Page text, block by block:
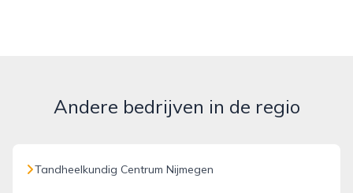
Andere bedrijven in de regio
Tandheelkundig Centrum Nijmegen